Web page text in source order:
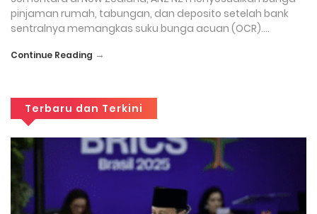
pinjaman rumah, tabungan, dan deposito setelah bank
sentralnya memangkas suku bunga acuan (OCR)….
Continue Reading →
Terbaru dan Terkini